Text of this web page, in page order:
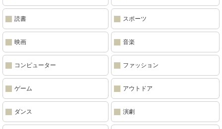
読書 スポーツ
映画 音楽
コンピューター ファッション
ゲーム アウトドア
ダンス 演劇